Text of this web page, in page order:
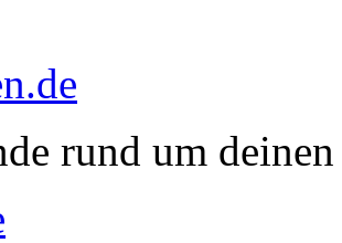
rund um